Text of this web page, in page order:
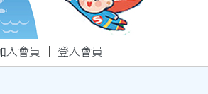
入會員 ｜ 登入會員